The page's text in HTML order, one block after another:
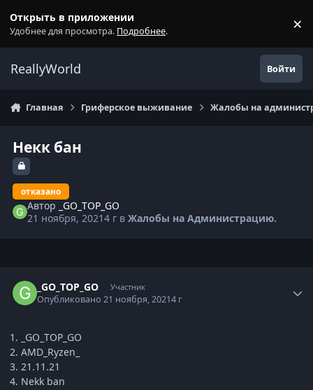
Открыть в приложении
Удобнее для просмотра. Подробнее. ×
ReallyWorld Войти
Главная Гриферское выживание Жалобы на
Некк бан
отказано
Автор
_GO_TOP_GO
21 ноября, 20214 г вЖалобы на Администрацию.
_GO_TOP_GO Участник
Опубликовано21 ноября, 20214 г
1. _GO_TOP_GO
2. AMD_Ryzen_
3. 21.11.21
4. Nekk ban